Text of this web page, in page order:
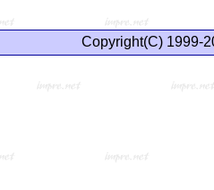
Copyright(C) 1999-